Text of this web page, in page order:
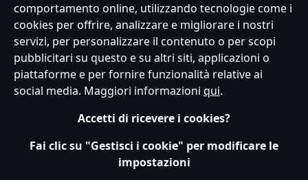
Servizio Clienti Termini d'Uso Trova Negozio
Mappa del Sito
Normativa Europea sul trattamento dei dati personali
Informativa sulla privacy
Politica dei Cookie
Informativa sulla privacy UE
Termini e Condizioni generali
Gestisci le impostazioni dei Cookies
s172 Statements
comportamento online, utilizzando tecnologie come i
cookies per offrire, analizzare e migliorare i nostri
servizi, per personalizzare il contenuto o per scopi
pubblicitari su questo e su altri siti, applicazioni o
piattaforme e per fornire funzionalità relative ai
social media. Maggiori informazioni qui.
Accetti di ricevere i cookies?
Fai clic su "Gestisci i cookie" per modificare le
impostazioni